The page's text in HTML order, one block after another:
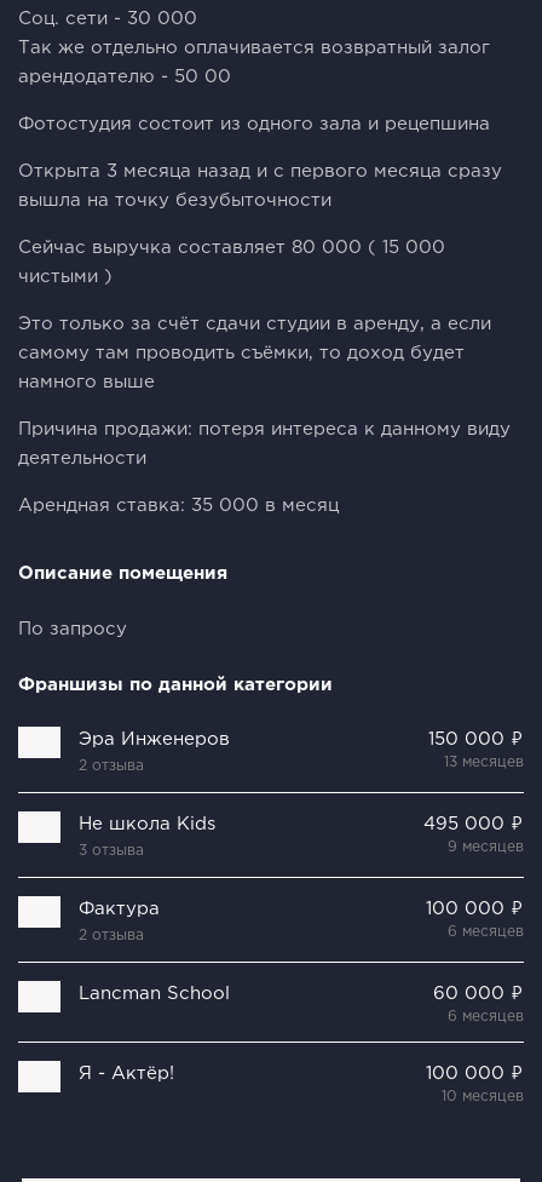
Соц. сети - 30 000
Так же отдельно оплачивается возвратный залог
арендодателю - 50 00
Фотостудия состоит из одного зала и рецепшина
Открыта 3 месяца назад и с первого месяца сразу
вышла на точку безубыточности
Сейчас выручка составляет 80 000 ( 15 000
чистыми )
Это только за счёт сдачи студии в аренду, а если
самому там проводить съёмки, то доход будет
намного выше
Причина продажи: потеря интереса к данному виду
деятельности
Арендная ставка: 35 000 в месяц
Описание помещения
По запросу
Франшизы по данной категории
Эра Инженеров
2 отзыва
150 000 ₽
13 месяцев
Не школа Kids
3 отзыва
495 000 ₽
9 месяцев
Фактура
2 отзыва
100 000 ₽
6 месяцев
Lancman School 60 000 ₽
6 месяцев
Я - Актёр! 100 000 ₽
10 месяцев